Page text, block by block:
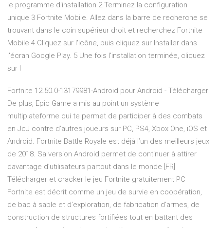
le programme d'installation 2 Terminez la configuration
unique 3 Fortnite Mobile. Allez dans la barre de recherche se
trouvant dans le coin supérieur droit et recherchez Fortnite
Mobile 4 Cliquez sur l'icône, puis cliquez sur Installer dans
l'écran Google Play. 5 Une fois l'installation terminée, cliquez
sur l
Fortnite 12.50.0-13179981-Android pour Android - Télécharger
De plus, Epic Game a mis au point un système
multiplateforme qui te permet de participer à des combats
en JcJ contre d’autres joueurs sur PC, PS4, Xbox One, iOS et
Android. Fortnite Battle Royale est déjà l’un des meilleurs jeux
de 2018. Sa version Android permet de continuer à attirer
davantage d’utilisateurs partout dans le monde [FR]
Télécharger et cracker le jeu Fortnite gratuitement PC
Fortnite est décrit comme un jeu de survie en coopération,
de bac à sable et d’exploration, de fabrication d’armes, de
construction de structures fortifiées tout en battant des